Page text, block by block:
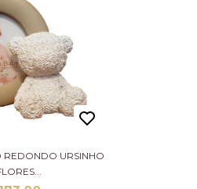
REDONDO URSINHO